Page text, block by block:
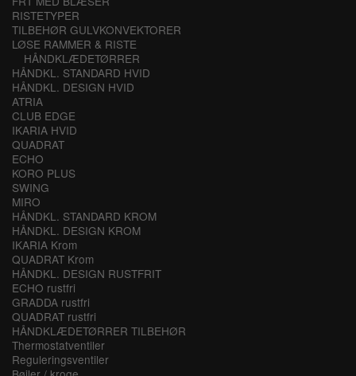
RISTETYPER
TILBEHØR GULVKONVEKTORER
LØSE RAMMER & RISTE
HÅNDKLÆDETØRRER
HÅNDKL. STANDARD HVID
HÅNDKL. DESIGN HVID
ATRIA
CLUB EDGE
IKARIA HVID
QUADRAT
ECHO
KORO PLUS
SWING
MIRO
HÅNDKL. STANDARD KROM
HÅNDKL. DESIGN KROM
IKARIA Krom
QUADRAT Krom
HÅNDKL. DESIGN RUSTFRIT
ECHO rustfri
GRADDA rustfri
QUADRAT rustfri
HÅNDKLÆDETØRRER TILBEHØR
Thermostatventiler
Reguleringsventiler